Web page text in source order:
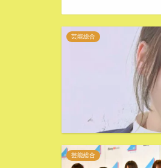
芸能総合
芸能総合